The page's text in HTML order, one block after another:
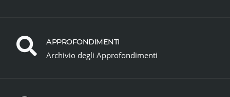
APPROFONDIMENTI
Archivio degli Approfondimenti